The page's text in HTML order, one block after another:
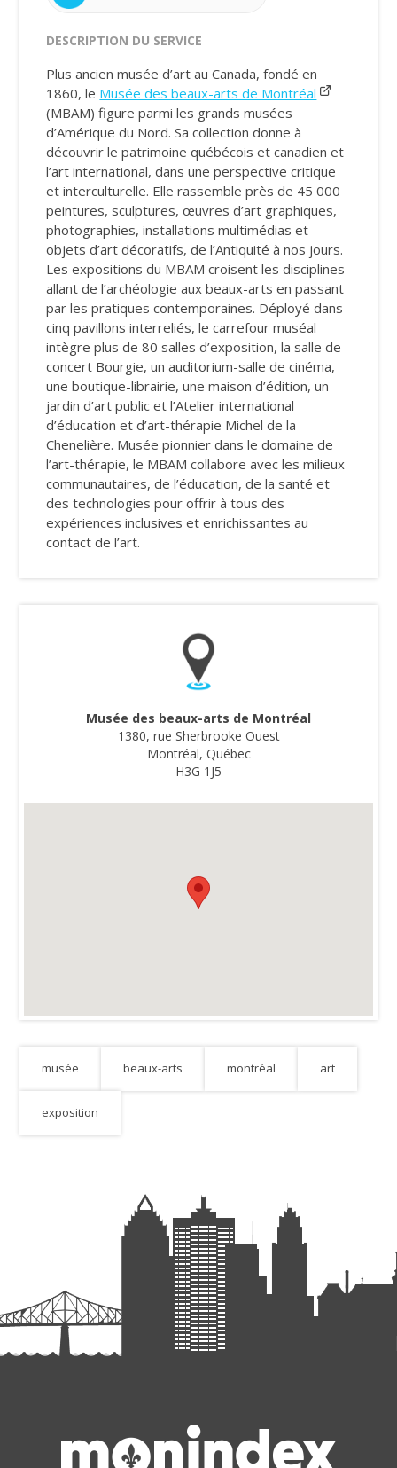
DESCRIPTION DU SERVICE
Plus ancien musée d’art au Canada, fondé en
1860, le Musée des beaux-arts de Montréal
(MBAM) figure parmi les grands musées
d’Amérique du Nord. Sa collection donne à
découvrir le patrimoine québécois et canadien et
l’art international, dans une perspective critique
et interculturelle. Elle rassemble près de 45 000
peintures, sculptures, œuvres d’art graphiques,
photographies, installations multimédias et
objets d’art décoratifs, de l’Antiquité à nos jours.
Les expositions du MBAM croisent les disciplines
allant de l’archéologie aux beaux-arts en passant
par les pratiques contemporaines. Déployé dans
cinq pavillons interreliés, le carrefour muséal
intègre plus de 80 salles d’exposition, la salle de
concert Bourgie, un auditorium-salle de cinéma,
une boutique-librairie, une maison d’édition, un
jardin d’art public et l’Atelier international
d’éducation et d’art-thérapie Michel de la
Chenelière. Musée pionnier dans le domaine de
l’art-thérapie, le MBAM collabore avec les milieux
communautaires, de l’éducation, de la santé et
des technologies pour offrir à tous des
expériences inclusives et enrichissantes au
contact de l’art.
Musée des beaux-arts de Montréal
1380, rue Sherbrooke Ouest
Montréal, Québec
H3G 1J5
musée beaux-arts montréal art
exposition